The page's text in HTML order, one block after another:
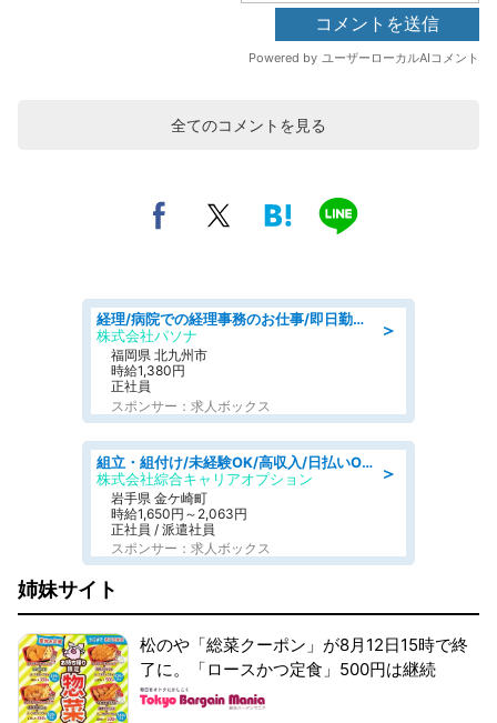
全てのコメントを見る
＞
経理/病院での経理事務のお仕事/即日勤務可/車通勤可/経理/一般事務
株式会社パソナ
福岡県 北九州市
時給1,380円
正社員
スポンサー：求人ボックス
＞
組立・組付け/未経験OK/高収入/日払いOK/交替制/20・30・40代活躍中
株式会社綜合キャリアオプション
岩手県 金ケ崎町
時給1,650円～2,063円
正社員 / 派遣社員
スポンサー：求人ボックス
姉妹サイト
松のや「総菜クーポン」が8月12日15時で終
了に。「ロースかつ定食」500円は継続